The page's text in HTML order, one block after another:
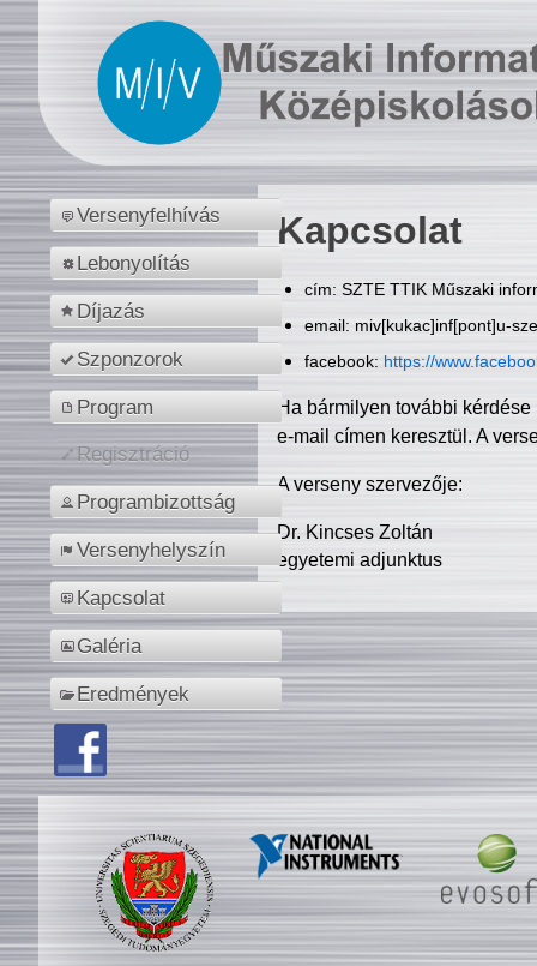
Versenyfelhívás
Lebonyolítás
Díjazás
Szponzorok
Program
Regisztráció
Programbizottság
Versenyhelyszín
Kapcsolat
Galéria
Eredmények
Kapcsolat
cím: SZTE TTIK Műszaki
email: miv[kukac]inf[pont]u-
facebook: https://
Ha bármilyen további
e-mail címen keresztül. A
A verseny szervezője:
Dr. Kincses Zoltán
egyetemi adjunktus